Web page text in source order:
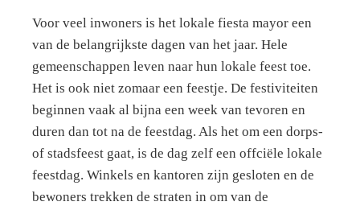
Voor veel inwoners is het lokale fiesta mayor een
van de belangrijkste dagen van het jaar. Hele
gemeenschappen leven naar hun lokale feest toe.
Het is ook niet zomaar een feestje. De festiviteiten
beginnen vaak al bijna een week van tevoren en
duren dan tot na de feestdag. Als het om een dorps-
of stadsfeest gaat, is de dag zelf een offciële lokale
feestdag. Winkels en kantoren zijn gesloten en de
bewoners trekken de straten in om van de